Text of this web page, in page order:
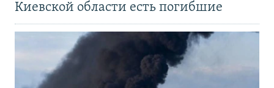
Киевской области есть погибшие